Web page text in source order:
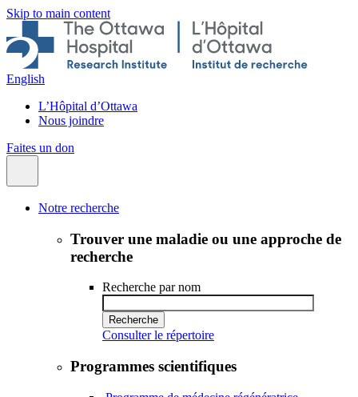
Skip to main content
English
L’Hôpital d’Ottawa
Nous joindre
Faites un don
Notre recherche
Trouver une maladie ou une approche de
recherche
Recherche par nom
Consulter le répertoire
Programmes scientifiques